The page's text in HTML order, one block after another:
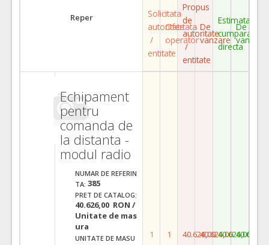
Reper
Solicitata
autoritate
/
entitate
Ofertata
operator
Propus
de
autoritate
/
entitate
De
vanzare
Estimata
cumparare
directa
De
vanzare
Echipament
pentru
comanda de
la distanta -
modul radio
NUMAR DE REFERIN
TA: 385
PRET DE CATALOG:
40.626,00 RON /
Unitate de mas
ura
UNITATE DE MASU
1 1 40.626,0040.626,0040.626,00